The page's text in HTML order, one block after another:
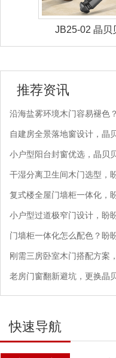
JB25-02 晶贝
推荐资讯
沿海盐雾环境木门容易褪色
自建房全景落地窗设计，晶
小户型阳台封窗优选，晶贝
干湿分离卫生间木门选型，
复式楼全屋门墙柜一体化，
小户型过道极窄门设计，盼
门墙柜一体化怎么配色？盼
刚需三房卧室木门搭配方案
老房门窗翻新避坑，更换晶
快速导航